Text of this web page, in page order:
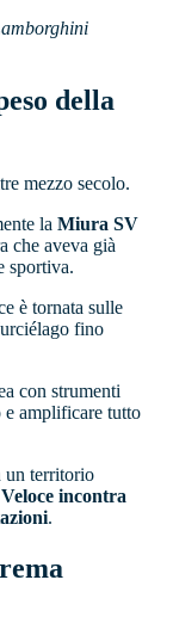
della
mezzo secolo.
la Miura SV
che aveva già
sportiva.
è tornata sulle
fino
con strumenti
e amplificare tutto
un territorio
incontra
.